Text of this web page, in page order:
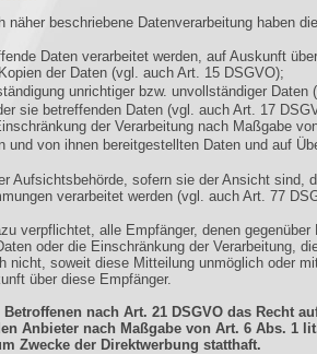
näher beschriebene Datenverarbeitung haben
Daten verarbeitet werden, auf Auskunft
der Daten (vgl. auch Art. 15 DSGVO);
unrichtiger bzw. unvollständiger Daten
sie betreffenden Daten (vgl. auch Art. 17
der Verarbeitung nach Maßgabe
und von ihnen bereitgestellten Daten und auf
Aufsichtsbehörde, sofern sie der Ansicht
verarbeitet werden (vgl. auch Art. 77
verpflichtet, alle Empfänger, denen
oder die Einschränkung der Verarbeitung,
nicht, soweit diese Mitteilung unmöglich oder
über diese Empfänger.
nach Art. 21 DSGVO das Recht
Anbieter nach Maßgabe von Art. 6 Abs. 1
Zwecke der Direktwerbung statthaft.